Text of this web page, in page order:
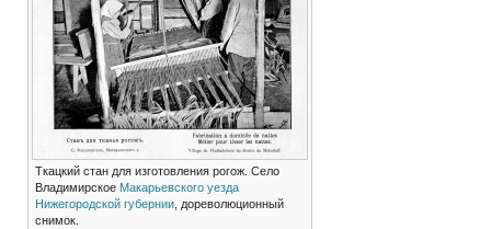
Ткацкий стан для изготовления рогож. Село
Владимирское Макарьевского уезда
Нижегородской губернии, дореволюционный
снимок.